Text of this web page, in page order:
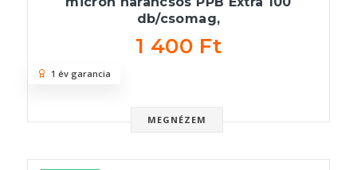
db/csomag,
1 400 Ft
MEGNÉZEM
1 év garancia